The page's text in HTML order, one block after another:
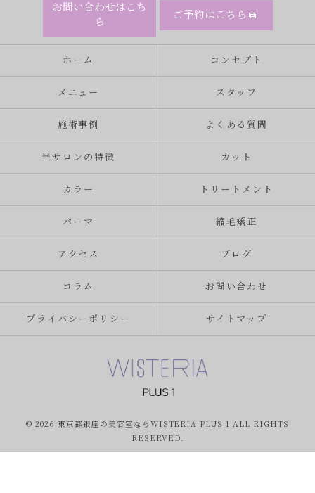
お問い合わせはこち
ら
ご予約はこちら
ホーム コンセプト
メニュー スタッフ
施術事例 よくある質問
当サロンの特徴 カット
カラー トリートメント
パーマ 縮毛矯正
アクセス ブログ
コラム お問い合わせ
プライバシーポリシー サイトマップ
© 2026 東京都銀座の美容室ならWISTERIA PLUS 1 ALL RIGHTS
RESERVED.